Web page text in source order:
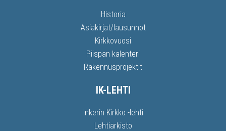
Historia
Asiakirjat/lausunnot
Kirkkovuosi
Piispan kalenteri
Rakennusprojektit
IK-LEHTI
Inkerin Kirkko -lehti
Lehtiarkisto